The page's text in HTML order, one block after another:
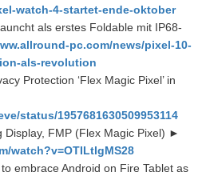
watch-4-startet-ende-oktober
als erstes Foldable mit IP68-
pc.com/news/pixel-10-
als-revolution
Protection ‘Flex Magic Pixel’ in
status/1957681630509953114
Display, FMP (Flex Magic Pixel) ►
watch?v=OTILtlgMS28
embrace Android on Fire Tablet as